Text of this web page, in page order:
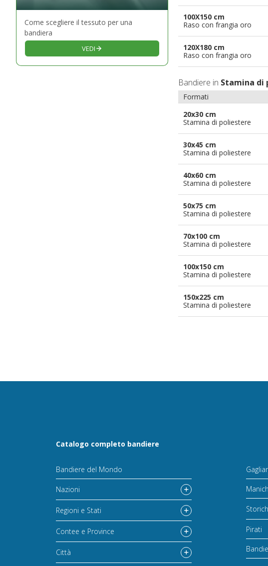
Come scegliere il tessuto per una
bandiera
VEDI
100X150 cm
Raso con frangia oro
120X180 cm
Raso con frangia oro
Bandiere in Stamina di
Formati
20x30 cm
Stamina di poliestere
30x45 cm
Stamina di poliestere
40x60 cm
Stamina di poliestere
50x75 cm
Stamina di poliestere
70x100 cm
Stamina di poliestere
100x150 cm
Stamina di poliestere
150x225 cm
Stamina di poliestere
Catalogo completo bandiere
Bandiere del Mondo
Nazioni
Regioni e Stati
Contee e Province
Città
Pirati